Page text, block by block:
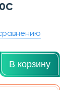
В корзину